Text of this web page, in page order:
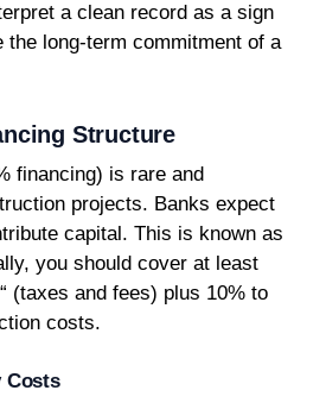
a clean record as a sign
the long-term commitment of a
Structure
financing) is rare and
projects. Banks expect
capital. This is known as
you should cover at least
(taxes and fees) plus 10% to
costs.
Costs